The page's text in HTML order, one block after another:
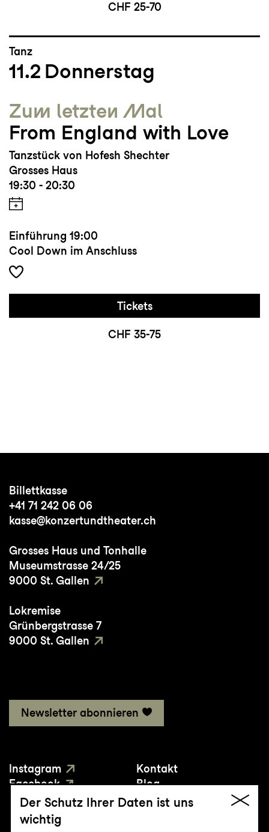
CHF 25-70
Tanz
11.2 Donnerstag
Zum letzten Mal
From England with Love
Tanzstück von Hofesh Shechter
Grosses Haus
19:30 - 20:30
Einführung 19:00
Cool Down im Anschluss
Tickets
CHF 35-75
Billettkasse
+41 71 242 06 06
kasse@konzertundtheater.ch
Grosses Haus und Tonhalle
Museumstrasse 24/25
9000 St. Gallen
Lokremise
Grünbergstrasse 7
9000 St. Gallen
Newsletter abonnieren
Instagram
Facebook
YouTube
Kontakt
Blog
Presse
Der Schutz Ihrer Daten ist uns
wichtig